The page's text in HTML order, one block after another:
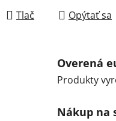
Tlač Opýtať sa
Overená
Produkty
Nákup na